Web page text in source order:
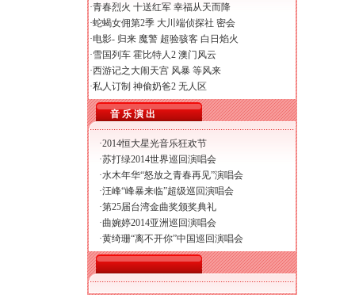
·青春烈火 十送红军 幸福从天而降
·蛇蝎女佣第2季 大川端侦探社 密会
·电影- 归来 魔警 超验骇客 白日焰火
·雪国列车 霍比特人2 澳门风云
·西游记之大闹天宫 风暴 等风来
·私人订制 神偷奶爸2 无人区
音 乐 演 出
·2014恒大星光音乐狂欢节
·苏打绿2014世界巡回演唱会
·水木年华“怒放之青春再见”演唱会
·汪峰“峰暴来临”超级巡回演唱会
·第25届台湾金曲奖颁奖典礼
·曲婉婷2014亚洲巡回演唱会
·黄绮珊“离不开你”中国巡回演唱会